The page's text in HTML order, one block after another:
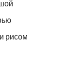
рисом